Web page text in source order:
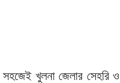
খুলনা জেলার সেহরি ও